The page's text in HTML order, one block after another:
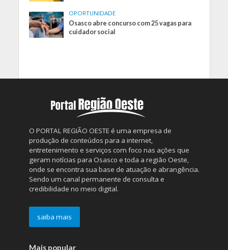
OPORTUNIDADE
Osasco abre concurso com 25 vagas para
cuidador social
O PORTAL REGIÃO OESTE é uma empresa de
produção de conteúdos para a internet,
entretenimento e serviços com foco nas ações que
geram notícias para Osasco e toda a região Oeste,
onde se encontra sua base de atuação e abrangência.
Sendo um canal permanente de consulta e
credibilidade no meio digital.
saiba mais
Mais popular